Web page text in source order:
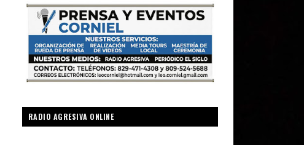
RADIO AGRESIVA ONLINE